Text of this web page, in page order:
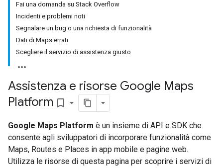
Fai una domanda su Stack Overflow
Incidenti e problemi noti
Segnalare un bug o una richiesta di funzionalità
Dati di Maps errati
Scegliere il servizio di assistenza giusto
Assistenza e risorse Google Maps
Platform bookmark_border
Google Maps Platform è un insieme di API e SDK che
consente agli sviluppatori di incorporare funzionalità come
Maps, Routes e Places in app mobile e pagine web.
Utilizza le risorse di questa pagina per scoprire i servizi di